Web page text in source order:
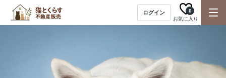
ログイン
お気に入り
0